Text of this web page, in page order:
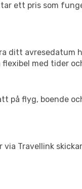
ett pris som
ditt
med tider
på flyg, boende
Travellink